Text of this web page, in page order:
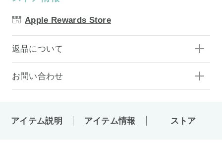
Apple Rewards Store
返品について
お問い合わせ
アイテム説明 アイテム情報 ストア